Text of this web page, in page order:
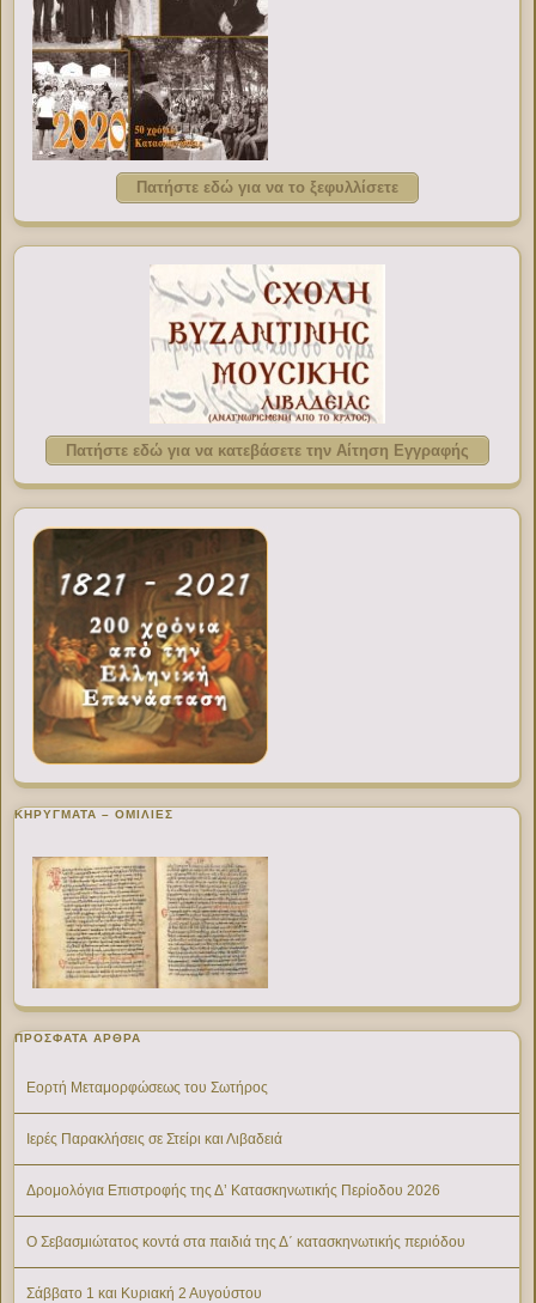
Πατήστε εδώ για να το ξεφυλλίσετε
Πατήστε εδώ για να κατεβάσετε την Αίτηση Εγγραφής
ΚΗΡΥΓΜΑΤΑ – ΟΜΙΛΙΕΣ
ΠΡΌΣΦΑΤΑ ΆΡΘΡΑ
Εορτή Μεταμορφώσεως του Σωτήρος
Ιερές Παρακλήσεις σε Στείρι και Λιβαδειά
Δρομολόγια Επιστροφής της Δ’ Κατασκηνωτικής Περίοδου 2026
Ο Σεβασμιώτατος κοντά στα παιδιά της Δ΄ κατασκηνωτικής περιόδου
Σάββατο 1 και Κυριακή 2 Αυγούστου